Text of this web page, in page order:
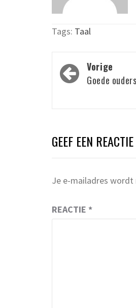
Tags: Taal
Bericht
navigatie
Vorige
Goede
GEEF EEN REACTIE
Je e-mailadres wordt
REACTIE *